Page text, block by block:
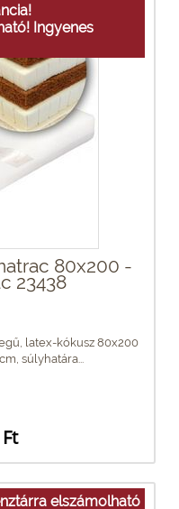
Ingyenes
80x200 -
23438
latex-kókusz 80x200
súlyhatára...
elszámolható